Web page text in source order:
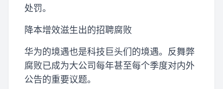
处罚。
降本增效滋生出的招聘腐败
华为的境遇也是科技巨头们的境遇。反舞弊
腐败已成为大公司每年甚至每个季度对内外
公告的重要议题。